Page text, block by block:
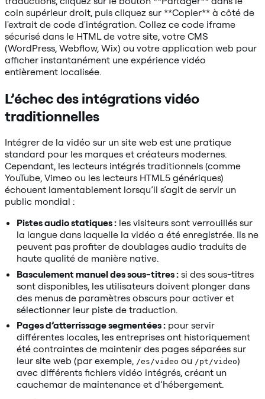
coin supérieur droit, puis cliquez sur **Copier** à côté de
l'extrait de code d'intégration. Collez ce code iframe
sécurisé dans le HTML de votre site, votre CMS
(WordPress, Webflow, Wix) ou votre application web pour
afficher instantanément une expérience vidéo
entièrement localisée.
L’échec des intégrations vidéo
traditionnelles
Intégrer de la vidéo sur un site web est une pratique
standard pour les marques et créateurs modernes.
Cependant, les lecteurs intégrés traditionnels (comme
YouTube, Vimeo ou les lecteurs HTML5 génériques)
échouent lamentablement lorsqu’il s’agit de servir un
public mondial :
Pistes audio statiques : les visiteurs sont verrouillés sur
la langue dans laquelle la vidéo a été enregistrée. Ils ne
peuvent pas profiter de doublages audio traduits de
haute qualité de manière native.
Basculement manuel des sous-titres : si des sous-titres
sont disponibles, les utilisateurs doivent plonger dans
des menus de paramètres obscurs pour activer et
sélectionner leur piste de traduction.
Pages d’atterrissage segmentées : pour servir
différentes locales, les entreprises ont historiquement
été contraintes de maintenir des pages séparées sur
leur site web (par exemple, /es/video ou /pt/video)
avec différents fichiers vidéo intégrés, créant un
cauchemar de maintenance et d’hébergement.